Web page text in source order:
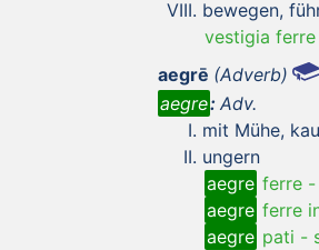
bewegen,
vestigia ferre
aegrē (Adverb)
aegre: Adv.
mit Mühe,
ungern
aegre ferre -
aegre ferre
aegre pati -